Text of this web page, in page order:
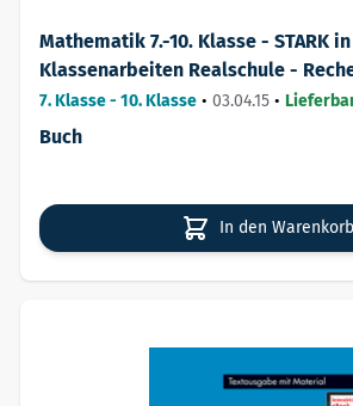
Mathematik 7.-10. Klasse - STARK in
Klassenarbeiten Realschule -
gesetze
7. Klasse - 10. Klasse • 03.04.15 •
Buch
In den Warenkorb